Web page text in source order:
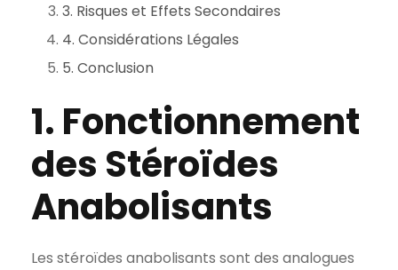
3. Risques et Effets Secondaires
4. Considérations Légales
5. Conclusion
1. Fonctionnement
des Stéroïdes
Anabolisants
Les stéroïdes anabolisants sont des analogues